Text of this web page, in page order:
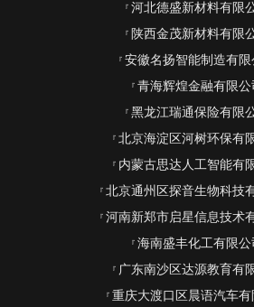
河北德盛新材料有限
陕西金茂新材料有限
安徽名扬智能制造有限
青海辉煌金融有限公
黑龙江瑞通保险有限
北京海淀区河树环保有
内蒙古思达人工智能有
北京通州区探音生物科技
河南新郑市启星信息技术
海南盛丰化工有限公
广东南沙区达源教育有
重庆大渡口区晨语汽车有